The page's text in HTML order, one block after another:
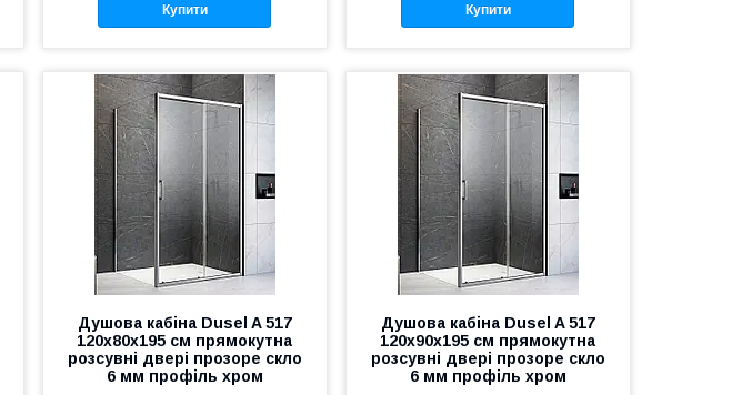
Купити Купити
Душова кабіна Dusel A 517
120х80х195 см прямокутна
розсувні двері прозоре скло
6 мм профіль хром
Душова кабіна Dusel A 517
120х90х195 см прямокутна
розсувні двері прозоре скло
6 мм профіль хром